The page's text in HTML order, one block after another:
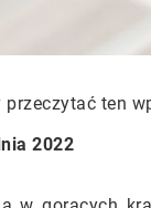
przeczytać ten
2022